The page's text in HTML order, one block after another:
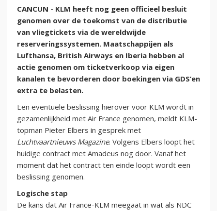
CANCUN - KLM heeft nog geen officieel besluit
genomen over de toekomst van de distributie
van vliegtickets via de wereldwijde
reserveringssystemen. Maatschappijen als
Lufthansa, British Airways en Iberia hebben al
actie genomen om ticketverkoop via eigen
kanalen te bevorderen door boekingen via GDS’en
extra te belasten.
Een eventuele beslissing hierover voor KLM wordt in
gezamenlijkheid met Air France genomen, meldt KLM-
topman Pieter Elbers in gesprek met
Luchtvaartnieuws Magazine. Volgens Elbers loopt het
huidige contract met Amadeus nog door. Vanaf het
moment dat het contract ten einde loopt wordt een
beslissing genomen.
Logische stap
De kans dat Air France-KLM meegaat in wat als NDC